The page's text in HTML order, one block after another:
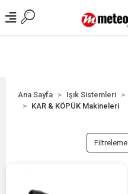
Ana Sayfa Işık Sistemleri
KAR & KÖPÜK Makineleri
Filtreleme